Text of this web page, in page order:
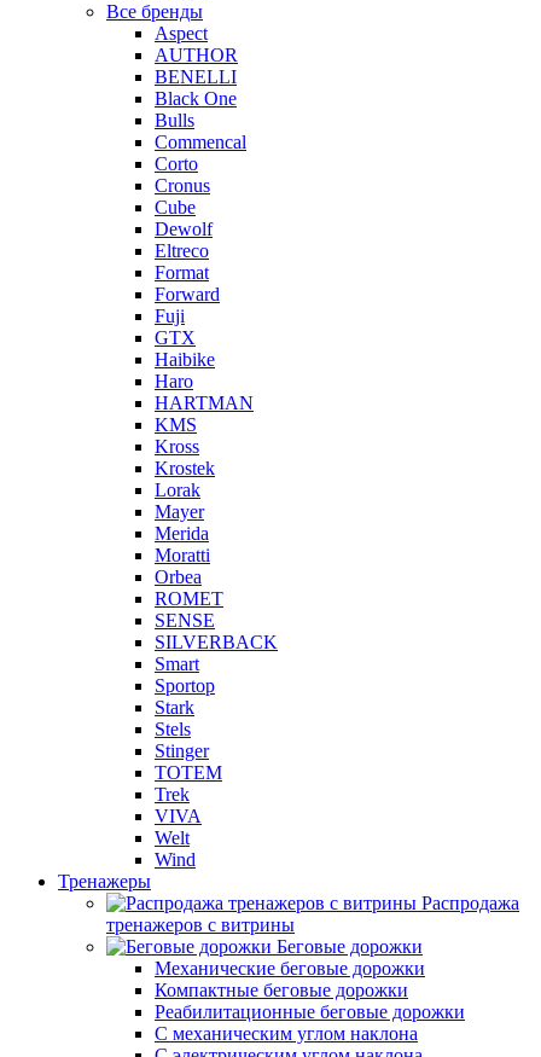
Все бренды
Aspect
AUTHOR
BENELLI
Black One
Bulls
Commencal
Corto
Cronus
Cube
Dewolf
Eltreco
Format
Forward
Fuji
GTX
Haibike
Haro
HARTMAN
KMS
Kross
Krostek
Lorak
Mayer
Merida
Moratti
Orbea
ROMET
SENSE
SILVERBACK
Smart
Sportop
Stark
Stels
Stinger
TOTEM
Trek
VIVA
Welt
Wind
Тренажеры
Распродажа
тренажеров с витрины
Беговые дорожки
Механические беговые дорожки
Компактные беговые дорожки
Реабилитационные беговые дорожки
С механическим углом наклона